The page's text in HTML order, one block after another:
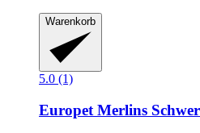
Warenkorb
5.0 (1)
Europet Merlins